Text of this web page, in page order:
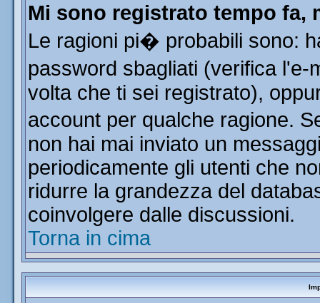
Mi sono registrato tempo
Le ragioni pi� probabili sono:
password sbagliati (verifica
volta che ti sei registrato),
account per qualche ragione.
non hai mai inviato un
periodicamente gli utenti che
ridurre la grandezza del
coinvolgere dalle discussioni.
Torna in cima